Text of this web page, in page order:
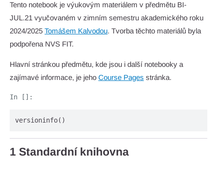
Tento notebook je výukovým materiálem v předmětu BI-
JUL.21 vyučovaném v zimním semestru akademického roku
2024/2025 Tomášem Kalvodou. Tvorba těchto materiálů byla
podpořena NVS FIT.
Hlavní stránkou předmětu, kde jsou i další notebooky a
zajímavé informace, je jeho Course Pages stránka.
versioninfo()
1 Standardní knihovna